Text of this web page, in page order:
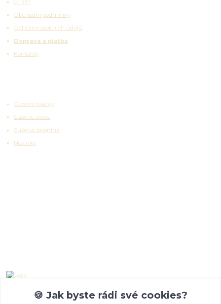
O nás
Obchodní podmínky
Ochrana osobních údajů
Doprava a platba
Kontakty
Ovocné placky
Sušené ovoce
Sušená zelenina
Novinky
+ 420 777 653 501
08:00 - 19:00
🍪 Jak byste rádi své cookies?